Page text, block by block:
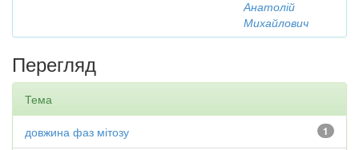
Анатолій
Михайлович
Перегляд
Тема
1
довжина фаз мітозу